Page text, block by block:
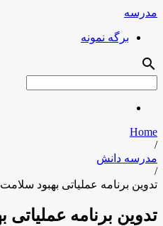
مدرسه
برگه نمونه
search
Home
/
مدرسه دانش
/
تدوین برنامه عملیاتی بهبود
تدوین برنامه